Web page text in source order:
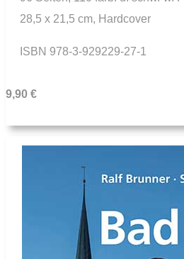
28,5 x 21,5 cm, Hardcover
ISBN 978-3-929229-27-1
9,90 €